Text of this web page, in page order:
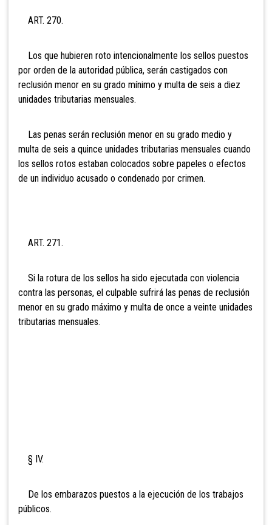
ART. 270.
Los que hubieren roto intencionalmente los sellos puestos
por orden de la autoridad pública, serán castigados con
reclusión menor en su grado mínimo y multa de seis a diez
unidades tributarias mensuales.
Las penas serán reclusión menor en su grado medio y
multa de seis a quince unidades tributarias mensuales cuando
los sellos rotos estaban colocados sobre papeles o efectos
de un individuo acusado o condenado por crimen.
ART. 271.
Si la rotura de los sellos ha sido ejecutada con violencia
contra las personas, el culpable sufrirá las penas de reclusión
menor en su grado máximo y multa de once a veinte unidades
tributarias mensuales.
§ IV.
De los embarazos puestos a la ejecución de los trabajos
públicos.